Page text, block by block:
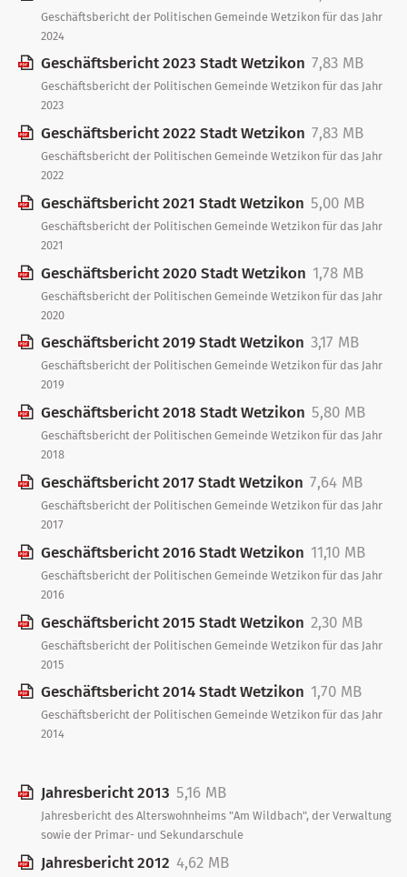
Geschäftsbericht der Politischen Gemeinde Wetzikon für das Jahr
2024
Geschäftsbericht 2023 Stadt Wetzikon 7,83 MB
Geschäftsbericht der Politischen Gemeinde Wetzikon für das Jahr
2023
Geschäftsbericht 2022 Stadt Wetzikon 7,83 MB
Geschäftsbericht der Politischen Gemeinde Wetzikon für das Jahr
2022
Geschäftsbericht 2021 Stadt Wetzikon 5,00 MB
Geschäftsbericht der Politischen Gemeinde Wetzikon für das Jahr
2021
Geschäftsbericht 2020 Stadt Wetzikon 1,78 MB
Geschäftsbericht der Politischen Gemeinde Wetzikon für das Jahr
2020
Geschäftsbericht 2019 Stadt Wetzikon 3,17 MB
Geschäftsbericht der Politischen Gemeinde Wetzikon für das Jahr
2019
Geschäftsbericht 2018 Stadt Wetzikon 5,80 MB
Geschäftsbericht der Politischen Gemeinde Wetzikon für das Jahr
2018
Geschäftsbericht 2017 Stadt Wetzikon 7,64 MB
Geschäftsbericht der Politischen Gemeinde Wetzikon für das Jahr
2017
Geschäftsbericht 2016 Stadt Wetzikon 11,10 MB
Geschäftsbericht der Politischen Gemeinde Wetzikon für das Jahr
2016
Geschäftsbericht 2015 Stadt Wetzikon 2,30 MB
Geschäftsbericht der Politischen Gemeinde Wetzikon für das Jahr
2015
Geschäftsbericht 2014 Stadt Wetzikon 1,70 MB
Geschäftsbericht der Politischen Gemeinde Wetzikon für das Jahr
2014
Jahresbericht 2013 5,16 MB
Jahresbericht des Alterswohnheims "Am Wildbach", der Verwaltung
sowie der Primar- und Sekundarschule
Jahresbericht 2012 4,62 MB